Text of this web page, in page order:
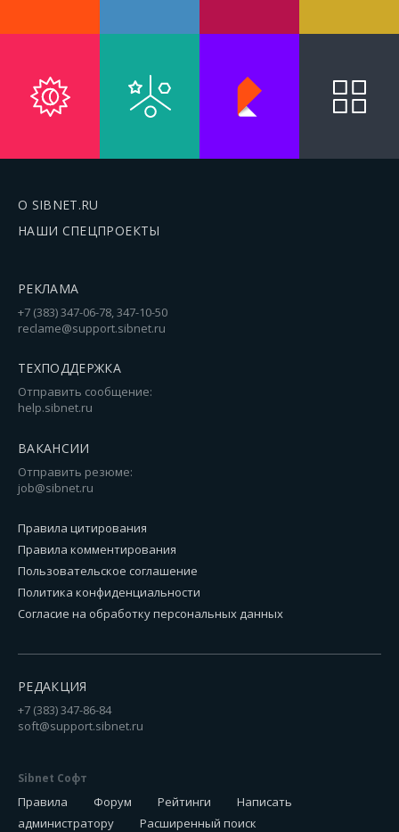
О SIBNET.RU
НАШИ СПЕЦПРОЕКТЫ
РЕКЛАМА
+7 (383) 347-06-78, 347-10-50
reclame@support.sibnet.ru
ТЕХПОДДЕРЖКА
Отправить сообщение:
help.sibnet.ru
ВАКАНСИИ
Отправить резюме:
job@sibnet.ru
Правила цитирования
Правила комментирования
Пользовательское соглашение
Политика конфиденциальности
Согласие на обработку персональных данных
РЕДАКЦИЯ
+7 (383) 347-86-84
soft@support.sibnet.ru
Sibnet Софт
Правила Форум Рейтинги
Написать
администратору
Расширенный поиск